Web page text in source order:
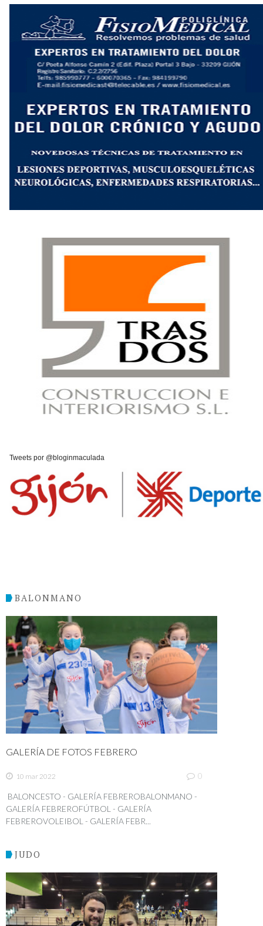
Tweets por @bloginmaculada
BALONMANO
GALERÍA DE FOTOS FEBRERO
10 mar 2022 0
BALONCESTO - GALERÍA FEBREROBALONMANO -
GALERÍA FEBREROFÚTBOL - GALERÍA
FEBREROVOLEIBOL - GALERÍA FEBR...
JUDO